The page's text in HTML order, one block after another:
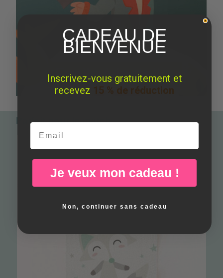
Parfait pour le match
CADEAU DE
BIENVENUE
Inscrivez-vous gratuitement et
recevez
15 % de réduction
Email
Je veux mon cadeau !
Non, continuer sans cadeau